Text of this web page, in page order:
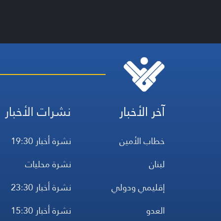
آخر الأخبار
خطاب الأمين
لبنان
إقليمي ودولي
العدو
نشرات الأخبار
نشرة أخبار 19:30
نشرة محليات
نشرة أخبار 23:30
نشرة أخبار 15:30